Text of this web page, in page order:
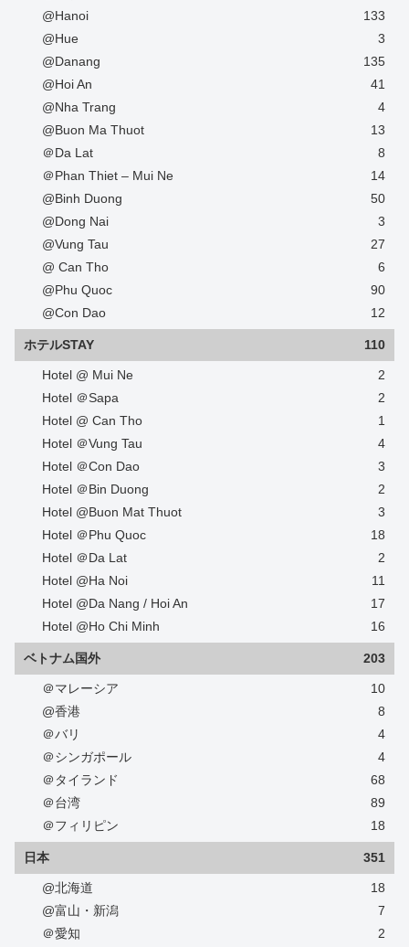
@Hanoi
133
@Hue
3
@Danang
135
@Hoi An
41
@Nha Trang
4
@Buon Ma Thuot
13
＠Da Lat
8
＠Phan Thiet – Mui Ne
14
@Binh Duong
50
@Dong Nai
3
@Vung Tau
27
@ Can Tho
6
@Phu Quoc
90
@Con Dao
12
ホテルSTAY 110
Hotel @ Mui Ne
2
Hotel ＠Sapa
2
Hotel @ Can Tho
1
Hotel ＠Vung Tau
4
Hotel ＠Con Dao
3
Hotel ＠Bin Duong
2
Hotel @Buon Mat Thuot
3
Hotel ＠Phu Quoc
18
Hotel ＠Da Lat
2
Hotel @Ha Noi
11
Hotel @Da Nang / Hoi An
17
Hotel @Ho Chi Minh
16
ベトナム国外 203
＠マレーシア
10
@香港
8
＠バリ
4
＠シンガポール
4
＠タイランド
68
＠台湾
89
＠フィリピン
18
日本 351
@北海道
18
@富山・新潟
7
＠愛知
2